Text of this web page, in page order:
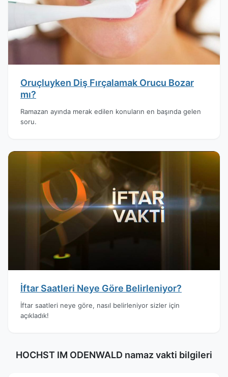
Oruçluyken Diş Fırçalamak Orucu Bozar
mı?
Ramazan ayında merak edilen konuların en başında gelen
soru.
İftar Saatleri Neye Göre Belirleniyor?
İftar saatleri neye göre, nasıl belirleniyor sizler için
açıkladık!
HOCHST IM ODENWALD namaz vakti bilgileri